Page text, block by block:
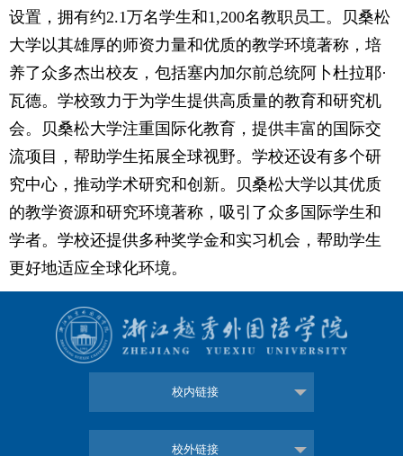
设置，拥有约2.1万名学生和1,200名教职员工。贝桑松
大学以其雄厚的师资力量和优质的教学环境著称，培
养了众多杰出校友，包括塞内加尔前总统阿卜杜拉耶·
瓦德。学校致力于为学生提供高质量的教育和研究机
会。贝桑松大学注重国际化教育，提供丰富的国际交
流项目，帮助学生拓展全球视野。学校还设有多个研
究中心，推动学术研究和创新。贝桑松大学以其优质
的教学资源和研究环境著称，吸引了众多国际学生和
学者。学校还提供多种奖学金和实习机会，帮助学生
更好地适应全球化环境。
校内链接
校外链接